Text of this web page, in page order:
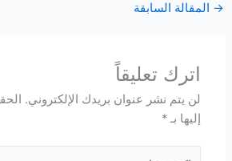
→ المقالة السابقة
اترك تعليقاً
لن يتم نشر عنوان بريدك الإلكتروني.
إليها بـ*